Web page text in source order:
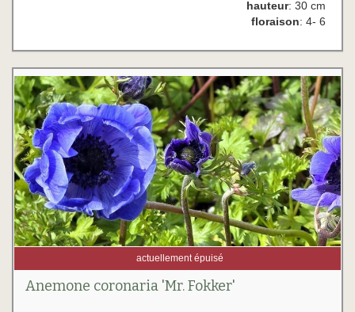
hauteur: 30 cm
floraison: 4- 6
actuellement épuisé
Anemone coronaria 'Mr. Fokker'